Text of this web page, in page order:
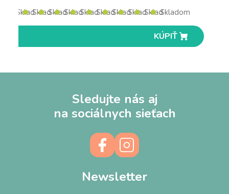
Skladom
Skladom
SkladomSkladomSkladom
SkladomSkladomSkladom
Skladom
KÚPIŤ
Skladom
KÚPIŤ
Sledujte nás aj
na sociálnych sieťach
Newsletter